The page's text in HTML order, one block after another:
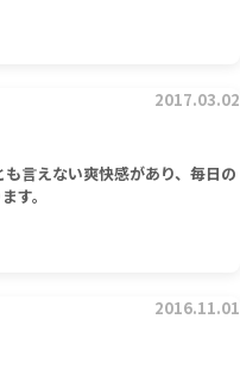
2017.03.02
言えない爽快感があり、毎日の
す。
2016.11.01